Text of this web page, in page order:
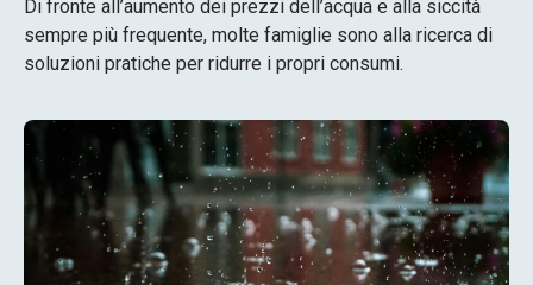
Di fronte all’aumento dei prezzi dell’acqua e alla siccità
sempre più frequente, molte famiglie sono alla ricerca di
soluzioni pratiche per ridurre i propri consumi.